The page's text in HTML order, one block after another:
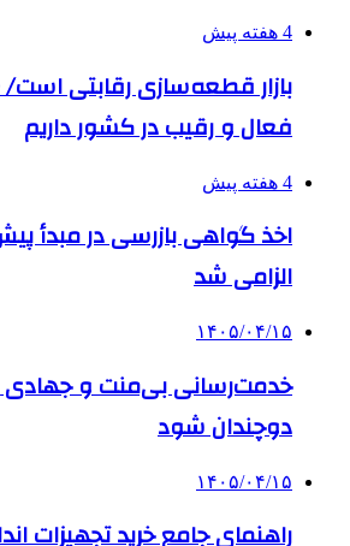
4 هفته پیش
فعال و رقیب در کشور داریم
4 هفته پیش
اخذ گواهی بازرسی در مبدأ
الزامی شد
۱۴۰۵/۰۴/۱۵
خدمت‌رسانی بی‌منت و جهادی
دوچندان شود
۱۴۰۵/۰۴/۱۵
راهنمای جامع خرید تجهیزات